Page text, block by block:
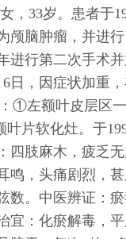
33岁。患者于
颅脑肿瘤，并进
进行第二次手术
日，因症状加重
①左额叶皮层区
片软化灶。于
四肢麻木，疲乏无
鸣，头痛剧烈，
数。中医辨证：
宜：化瘀解毒，